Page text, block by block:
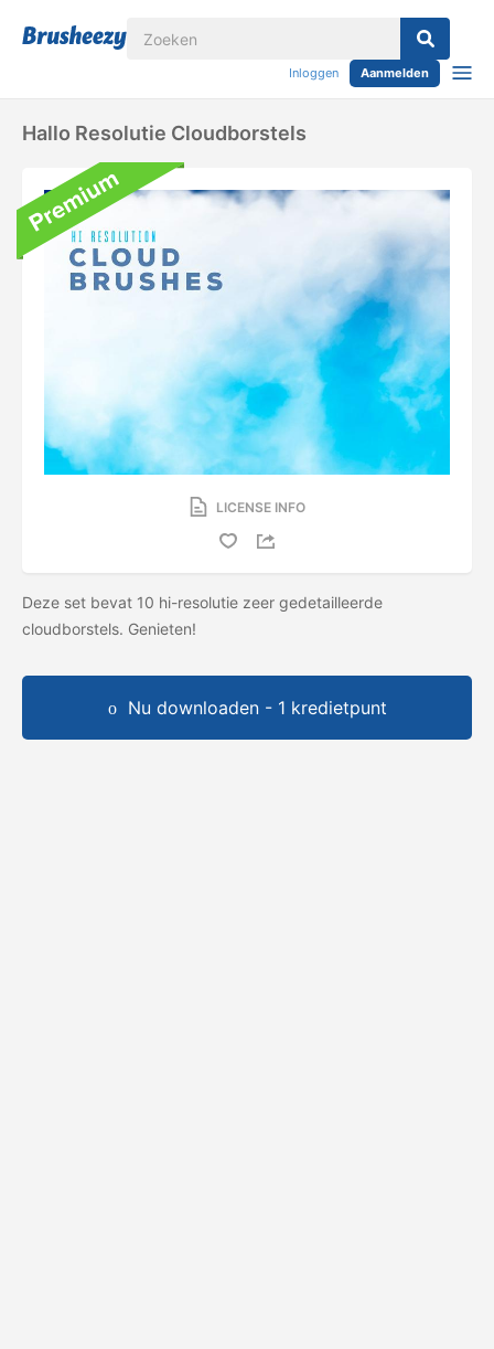
Inloggen Aanmelden
Hallo Resolutie Cloudborstels
LICENSE INFO
Deze set bevat 10 hi-resolutie zeer gedetailleerde
cloudborstels. Genieten!
Nu downloaden - 1 kredietpunt